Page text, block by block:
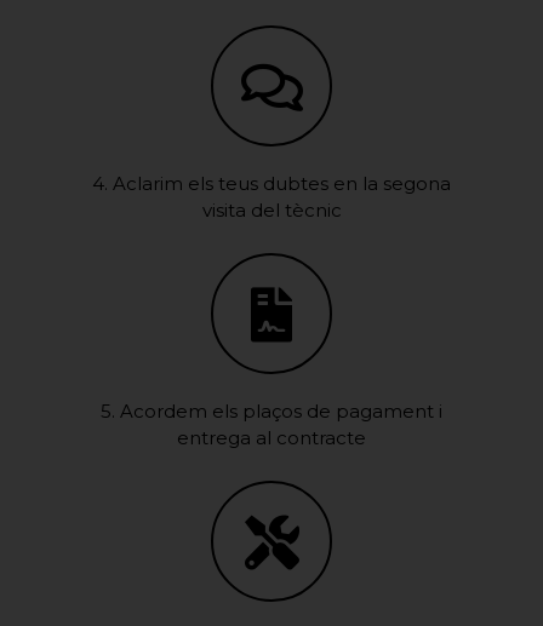
4. Aclarim els teus dubtes en la segona
visita del tècnic
5. Acordem els plaços de pagament i
entrega al contracte